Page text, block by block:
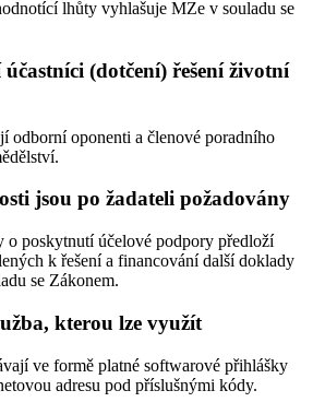
lhůty vyhlašuje MZe v souladu se
(dotčení) řešení životní
odborní oponenti a členové poradního
jsou po žadateli požadovány
o poskytnutí účelové podpory předloží
k řešení a financování další doklady
se Zákonem.
kterou lze využít
ve formě platné softwarové přihlášky
adresu pod příslušnými kódy.